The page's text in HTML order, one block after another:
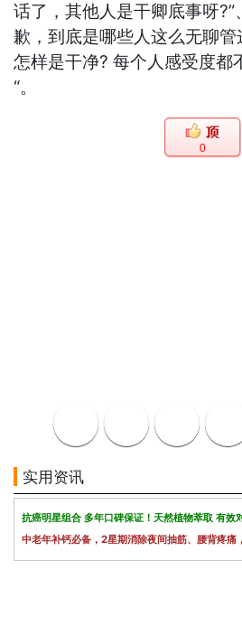
话了，其他人是干卿底事呀?”
歉，到底是哪些人这么无聊管
怎样是干净? 每个人感受度都
“。
0
实用资讯
抗癌明星组合 多年口碑保证！天然植物萃取 有效
中老年补钙必备，2星期消除夜间抽筋、腰背疼痛